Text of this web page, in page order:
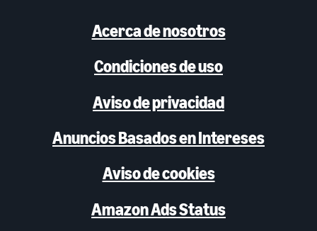
Acerca de nosotros
Condiciones de uso
Aviso de privacidad
Anuncios Basados en Intereses
Aviso de cookies
Amazon Ads Status